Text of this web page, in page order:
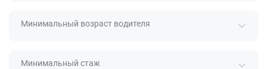
Минимальный возраст водителя
Минимальный стаж